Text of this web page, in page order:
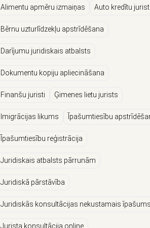
Alimentu apmēru izmaiņas Auto kredītu juristi
Bērnu uzturlīdzekļu apstrīdēšana
Darījumu juridiskais atbalsts
Dokumentu kopiju apliecināšana
Finanšu juristi Ģimenes lietu jurists
Imigrācijas likums Īpašumtiesību
Īpašumtiesību reģistrācija
Juridiskais atbalsts pārrunām
Juridiskā pārstāvība
Juridiskās konsultācijas nekustamais īpašums
Jurista konsultācija online